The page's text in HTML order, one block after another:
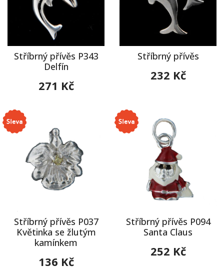
Stříbrný přívěs P343
Delfín
271 Kč
Stříbrný přívěs
232 Kč
Stříbrný přívěs P037
Květinka se žlutým
kamínkem
136 Kč
Stříbrný přívěs P094
Santa Claus
252 Kč